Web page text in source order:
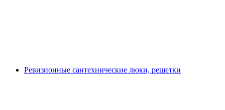
Ревизионные сантехнические люки, решетки